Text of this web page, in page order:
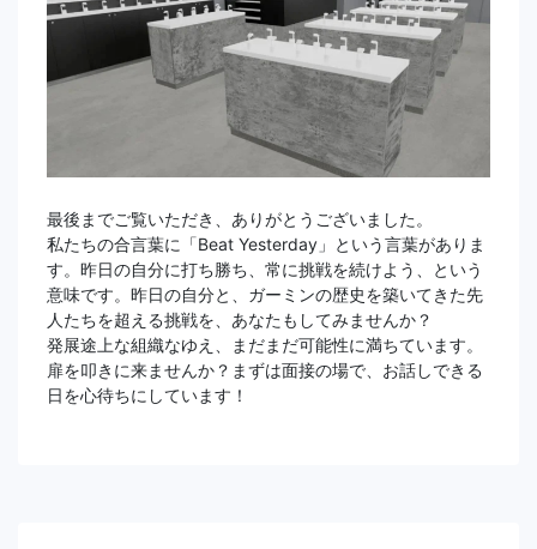
最後までご覧いただき、ありがとうございました。
私たちの合言葉に「Beat Yesterday」という言葉がありま
す。昨日の自分に打ち勝ち、常に挑戦を続けよう、という
意味です。昨日の自分と、ガーミンの歴史を築いてきた先
人たちを超える挑戦を、あなたもしてみませんか？
発展途上な組織なゆえ、まだまだ可能性に満ちています。
扉を叩きに来ませんか？まずは面接の場で、お話しできる
日を心待ちにしています！